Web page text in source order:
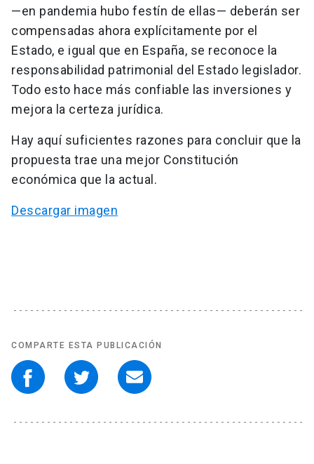
—en pandemia hubo festín de ellas— deberán ser
compensadas ahora explícitamente por el
Estado, e igual que en España, se reconoce la
responsabilidad patrimonial del Estado legislador.
Todo esto hace más confiable las inversiones y
mejora la certeza jurídica.
Hay aquí suficientes razones para concluir que la
propuesta trae una mejor Constitución
económica que la actual.
Descargar imagen
COMPARTE ESTA PUBLICACIÓN